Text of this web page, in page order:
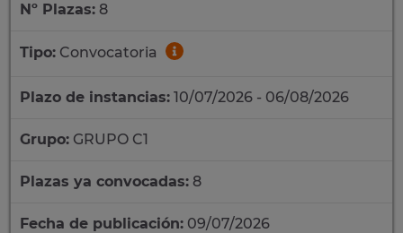
Nº Plazas: 8
Tipo: Convocatoria
Plazo de instancias: 10/07/2026 - 06/08/2026
Grupo: GRUPO C1
Plazas ya convocadas: 8
Fecha de publicación: 09/07/2026